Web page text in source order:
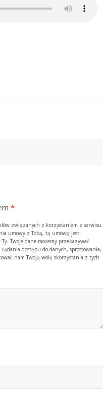
*
związanych z korzystaniem z serwisu.
umowy z Tobą, tą umową jest
Twoje dane możemy przekazywać
dostępu do danych, sprostowania,
nam Twoją wolę skorzystania z tych